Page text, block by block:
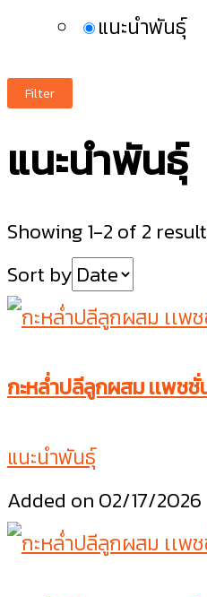
แนะนำพันธุ์
Filter
แนะนำพันธุ์
Showing 1-2 of 2
Sort by
กะหล่ำปลีลูกผสม เเพชชั่
แนะนำพันธุ์
Added on 02/17/2026